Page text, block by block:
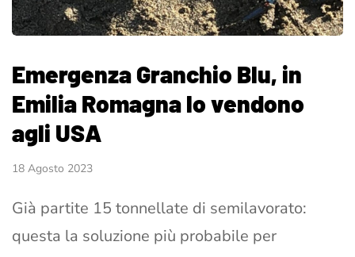
Emergenza Granchio Blu, in
Emilia Romagna lo vendono
agli USA
18 Agosto 2023
Già partite 15 tonnellate di semilavorato:
questa la soluzione più probabile per